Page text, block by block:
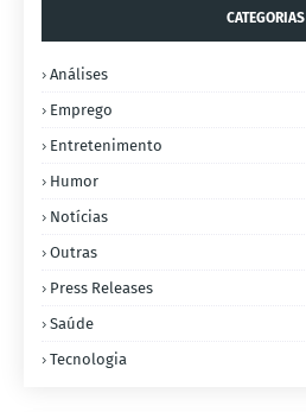
CATEGORIAS
Análises
Emprego
Entretenimento
Humor
Notícias
Outras
Press Releases
Saúde
Tecnologia